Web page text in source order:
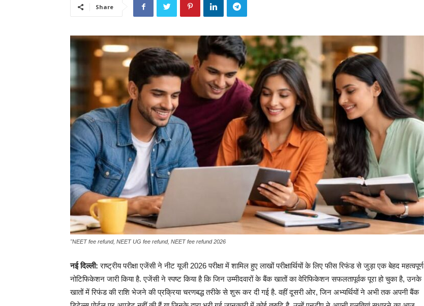
Share
"NEET fee refund, NEET UG fee refund, NEET fee refund 2026
नई दिल्ली: राष्ट्रीय परीक्षा एजेंसी ने नीट यूजी 2026 परीक्षा में शामिल हुए लाखों परीक्षार्थियों के लिए फीस रिफंड से जुड़ा एक बेहद महत्वपूर्ण
नोटिफिकेशन जारी किया है. एजेंसी ने स्पष्ट किया है कि जिन उम्मीदवारों के बैंक खातों का वेरिफिकेशन सफलतापूर्वक पूरा हो चुका है, उनके
खातों में रिफंड की राशि भेजने की प्रक्रिया चरणबद्ध तरीके से शुरू कर दी गई है. वहीं दूसरी ओर, जिन अभ्यर्थियों ने अभी तक अपनी बैंक